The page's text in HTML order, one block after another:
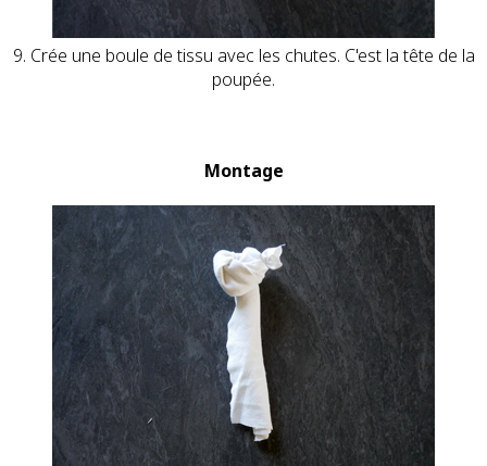
9. Crée une boule de tissu avec les chutes. C'est la tête de la
poupée.
Montage